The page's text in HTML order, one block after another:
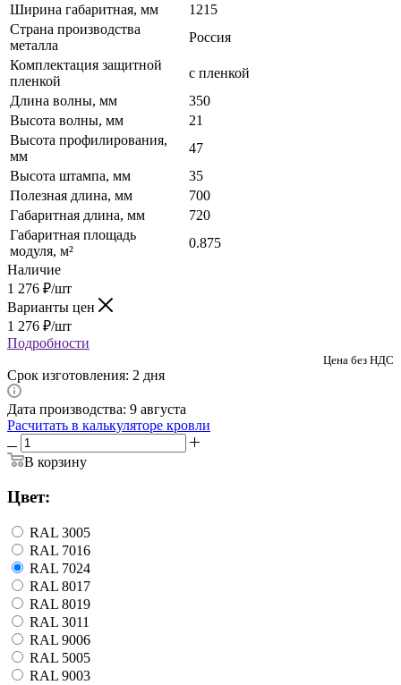
Ширина габаритная, мм
1215
Страна производства
металла
Россия
Комплектация защитной
пленкой
с пленкой
Длина волны, мм
350
Высота волны, мм
21
Высота профилирования,
мм
47
Высота штампа, мм
35
Полезная длина, мм
700
Габаритная длина, мм
720
Габаритная площадь
модуля, м²
0.875
Наличие
1 276 ₽/шт
Варианты цен
1 276 ₽/шт
Подробности
Цена без НДС
Срок изготовления: 2 дня
Дата производства: 9 августа
Расчитать в калькуляторе кровли
В корзину
Цвет:
RAL 3005
RAL 7016
RAL 7024
RAL 8017
RAL 8019
RAL 3011
RAL 9006
RAL 5005
RAL 9003